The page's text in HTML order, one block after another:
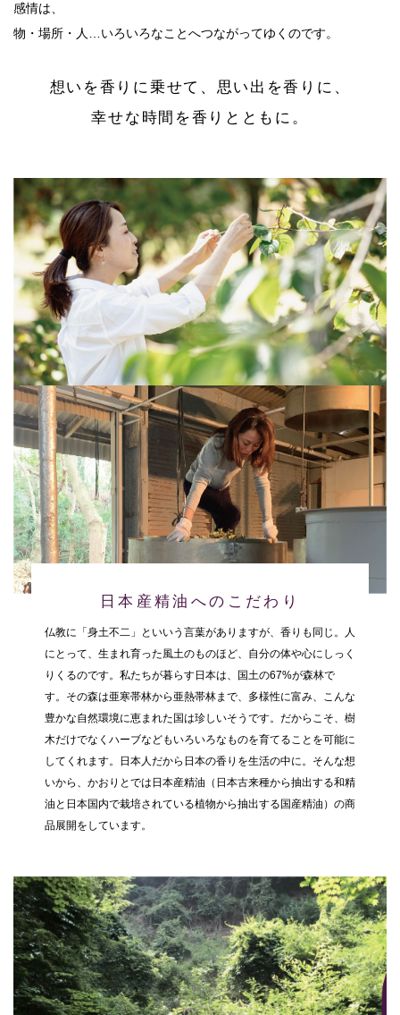
感情は、
物・場所・人…いろいろなことへつながってゆくのです。
想いを香りに乗せて、思い出を香りに、
幸せな時間を香りとともに。
日本産精油へのこだわり
仏教に「身土不二」といいう言葉がありますが、香りも同じ。人
にとって、生まれ育った風土のものほど、自分の体や心にしっく
りくるのです。私たちが暮らす日本は、国土の67%が森林で
す。その森は亜寒帯林から亜熱帯林まで、多様性に富み、こんな
豊かな自然環境に恵まれた国は珍しいそうです。だからこそ、樹
木だけでなくハーブなどもいろいろなものを育てることを可能に
してくれます。日本人だから日本の香りを生活の中に。そんな想
いから、かおりとでは日本産精油（日本古来種から抽出する和精
油と日本国内で栽培されている植物から抽出する国産精油）の商
品展開をしています。